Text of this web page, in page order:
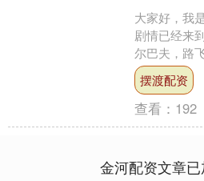
大家好，我
剧情已经来
尔巴夫，路
力，掌握霸
式，可以破
摆渡配资
查看： 192
金河配资文章